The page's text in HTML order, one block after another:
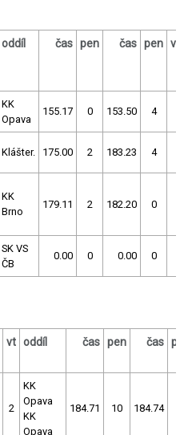
oddíl čas pen čas pen
KK
Opava
155.17 0 153.50 4
Klášter. 175.00 2 183.23 4
KK
Brno
179.11 2 182.20 0
SK VS
ČB
0.00 0 0.00 0
vt oddíl čas pen čas
2
KK
Opava
KK
Opava
184.71 10 184.74